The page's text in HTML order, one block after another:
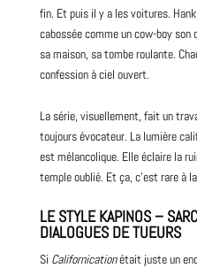
fin. Et puis il y a les voitures.
cabossée comme un cow-boy
samaison, sa tombe roulante.
confession à ciel ouvert.
La série, visuellement, fait un
toujours évocateur. La lumière
est mélancolique. Elle éclaire la
temple oublié. Et ça, c’est rare à
LE STYLE KAPINOS –
DIALOGUES DE TUEURS
Si Californicationétait juste un